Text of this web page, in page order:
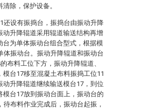
除，保护设备。
还设有振捣台，振捣台由振动升降
动升降辊道采用辊道输送结构再增
台为单体振动台组合型式，根据模
体振动台。振动升降辊道和振动台
布料工位下方，振动升降辊道、
台17移至混凝土布料振捣工位11
动升降辊道继续输送模台17，到位
模台17放到振动台面上，振动台的
待布料作业完成后，振动台起振，